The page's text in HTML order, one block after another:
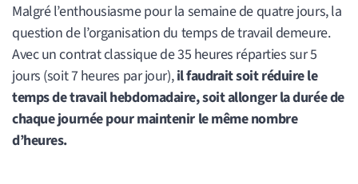
Malgré l’enthousiasme pour la semaine de quatre jours, la
question de l’organisation du temps de travail demeure.
Avec un contrat classique de 35 heures réparties sur 5
jours (soit 7 heures par jour),il faudrait soit réduire le
temps de travail hebdomadaire, soit allonger la durée de
chaque journée pour maintenir le même nombre
d’heures.